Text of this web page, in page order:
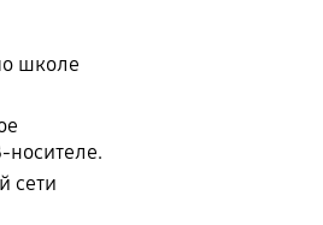
школе
носителе.
сети